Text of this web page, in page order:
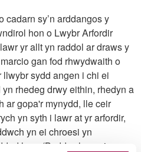
cadarn sy’n arddangos y
hon o Lwybr Arfordir
yr allt yn raddol ar draws y
gan fod rhwydwaith o
llwybr sydd angen i chi ei
rhedeg drwy eithin, rhedyn a
ar gopa'r mynydd, lle ceir
yn syth i lawr at yr arfordir,
yn ei chroesi yn
hon. (Byddwch yn ei